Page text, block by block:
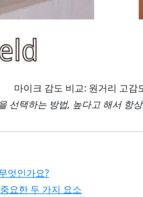
마이크 감도 비교: 원거리 고감
선택하는 방법, 높다고 해서 항
엇인가요?
요한 두 가지 요소